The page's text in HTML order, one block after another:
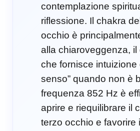
contemplazione
riflessione. Il chakra
occhio è
alla chiaroveggenza, il
che fornisce intuizione
senso” quando non è
frequenza 852 Hz è
aprire e riequilibrare il
terzo occhio e favorire